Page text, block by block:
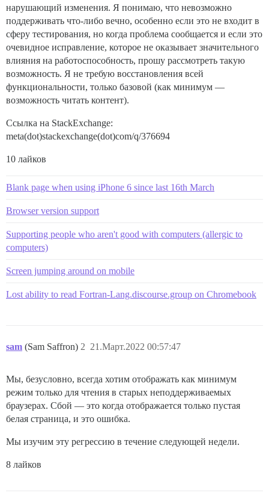
нарушающий изменения. Я понимаю, что невозможно
поддерживать что-либо вечно, особенно если это не входит в
сферу тестирования, но когда проблема сообщается и если это
очевидное исправление, которое не оказывает значительного
влияния на работоспособность, прошу рассмотреть такую
возможность. Я не требую восстановления всей
функциональности, только базовой (как минимум —
возможность читать контент).
Ссылка на StackExchange:
meta(dot)stackexchange(dot)com/q/376694
10 лайков
Blank page when using iPhone 6 since last 16th March
Browser version support
Supporting people who aren't good with computers (allergic to
computers)
Screen jumping around on mobile
Lost ability to read Fortran-Lang.discourse.group on Chromebook
sam (Sam Saffron) 21.Март.2022 00:57:47
2
Мы, безусловно, всегда хотим отображать как минимум
режим только для чтения в старых неподдерживаемых
браузерах. Сбой — это когда отображается только пустая
белая страница, и это ошибка.
Мы изучим эту регрессию в течение следующей недели.
8 лайков